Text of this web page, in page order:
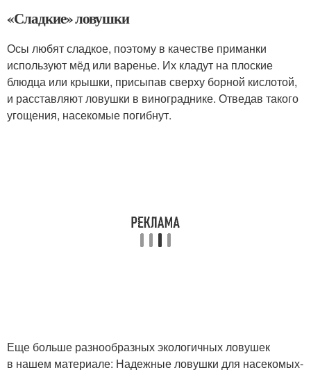
«Сладкие» ловушки
Осы любят сладкое, поэтому в качестве приманки
используют мёд или варенье. Их кладут на плоские
блюдца или крышки, присыпав сверху борной кислотой,
и расставляют ловушки в винограднике. Отведав такого
угощения, насекомые погибнут.
Еще больше разнообразных экологичных ловушек
в нашем материале: Надежные ловушки для насекомых-